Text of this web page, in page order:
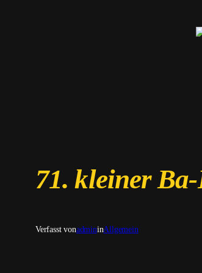
71. kleiner
Verfasst vonadmininAllgemein